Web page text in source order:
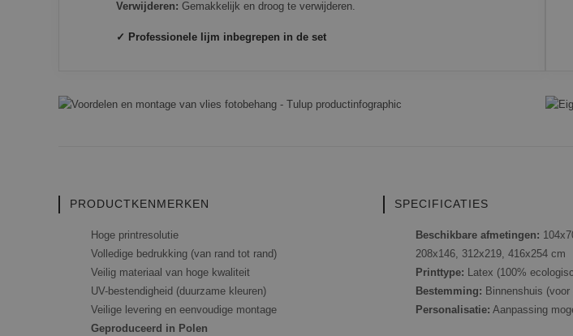
Verwijderen: Gemakkelijk en droog te verwijderen.
✓ Professionele lijm inbegrepen in de set
PRODUCTKENMERKEN
Hoge printresolutie
Volledige bedrukking (van rand tot rand)
Veilig materiaal van hoge kwaliteit
UV-bestendigheid (duurzame kleuren)
Veilige levering en eenvoudige montage
Geproduceerd in Polen
SPECIFICATIES
Beschikbare afmetingen:
208x146, 312x219, 416x254 cm
Printtype: Latex (100%
Bestemming: Binnenshuis (voor
Personalisatie: Aanpassing